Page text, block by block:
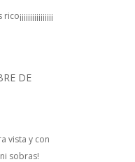
DE
vista y con
sobras!